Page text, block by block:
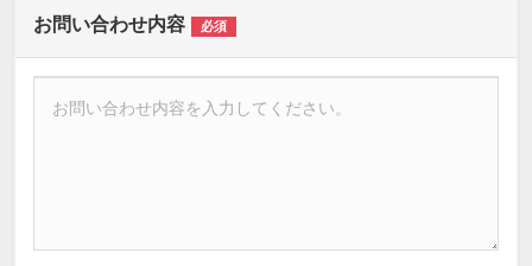
お問い合わせ内容 必須